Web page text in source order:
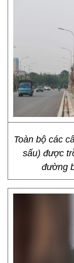
Toàn bộ các
sấu) được
đường